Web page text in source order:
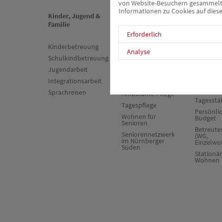
Kinder, Jugend &
Familie
Kinderbetreuung
Schulkindbetreuung
Jugendarbeit
Integrationsarbeit
Sprachreisen
Senioren &
Pflege
Kurzzeit- und
Ambulante Pflege
Tagespflege
Wohnen für
Senioren
Seniorennetzwerk
im Nürnberger
Süden
Sucht
Budget
(WG,
Wohnen
von Website-Besuchern
Informationen zu Cookies auf
Erforderlich
Analyse